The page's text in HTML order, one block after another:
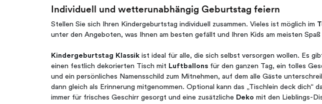
Individuell und wetterunabhängig Geburtstag feiern
Stellen Sie sich Ihren Kindergeburtstag individuell zusammen. Vieles ist möglich im
unter den Angeboten, was Ihnen am besten gefällt und Ihren Kids am meisten Spaß
Kindergeburtstag Klassik ist ideal für alle, die sich selbst versorgen wollen. Es
einen festlich dekorierten Tisch mit Luftballons für den ganzen Tag, ein tolles
und ein persönliches Namensschild zum Mitnehmen, auf dem alle Gäste
dann gleich als Erinnerung mitgenommen. Optional kann das „Tischlein deck dich“
immer für frisches Geschirr gesorgt und eine zusätzliche Deko mit den Lieblings-